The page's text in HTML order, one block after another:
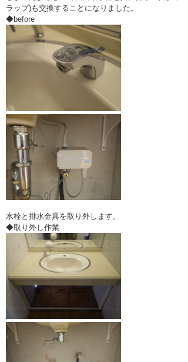
ラップ)も交換することになりました。
◆before
水栓と排水金具を取り外します。
◆取り外し作業